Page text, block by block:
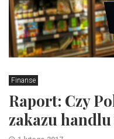
Finanse
Raport: Czy
zakazu